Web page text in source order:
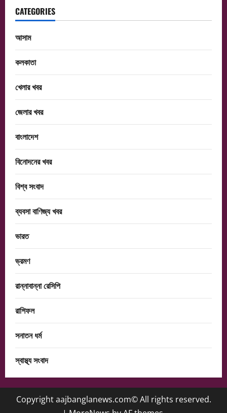
CATEGORIES
আসাম
কলকাতা
খেলার খবর
জেলার খবর
বাংলাদেশ
বিনোদনের খবর
বিশ্ব সংবাদ
ব্যবসা বাণিজ্য খবর
ভারত
ভ্রমণ
রান্নাবান্না রেসিপি
রাশিফল
সনাতন ধর্ম
স্বাস্থ্য সংবাদ
Copyright aajbanglanews.com© All rights reserved.